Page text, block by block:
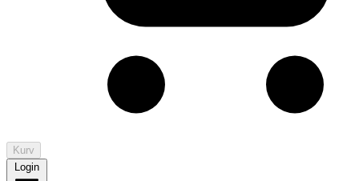
Kurv
Login